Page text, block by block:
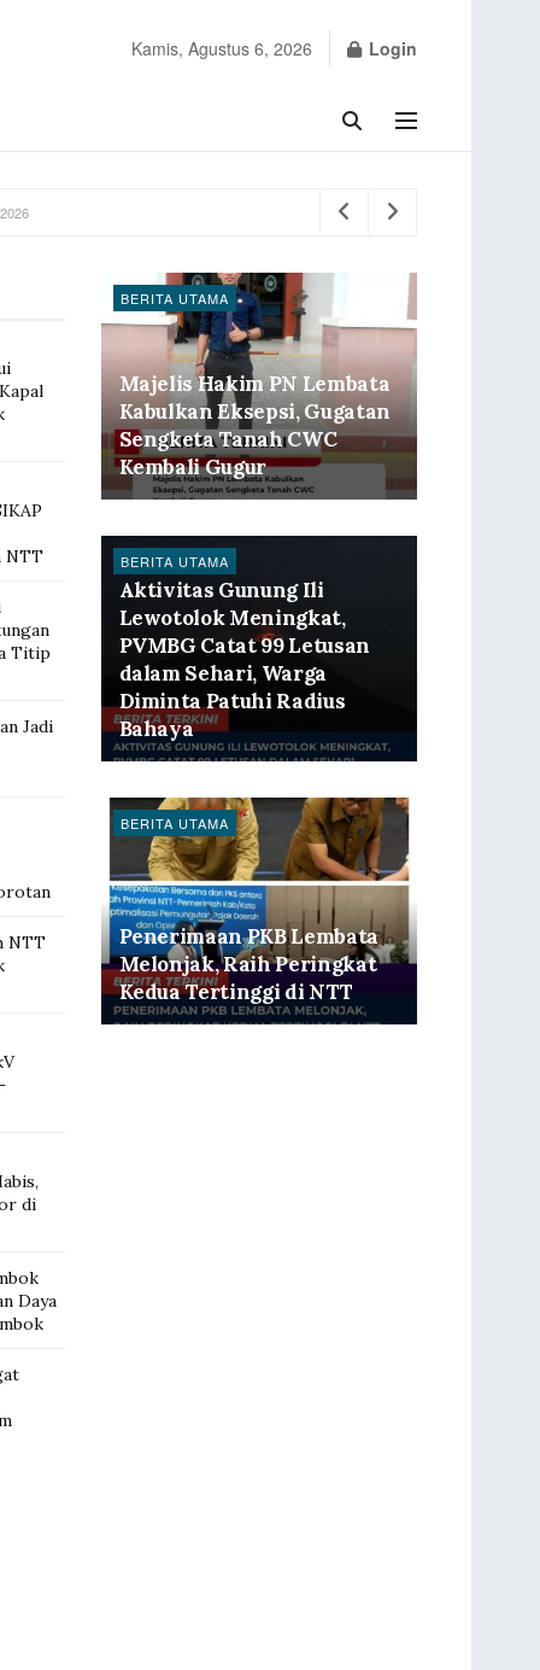
Kamis, Agustus 6, 2026 Login
NTT
Titip
Jadi
NTT
di
Daya
BERITA UTAMA
Majelis Hakim PN Lembata
Kabulkan Eksepsi, Gugatan
Sengketa Tanah CWC
Kembali Gugur
BERITA UTAMA
Aktivitas Gunung Ili
Lewotolok Meningkat,
PVMBG Catat 99 Letusan
dalam Sehari, Warga
Diminta Patuhi Radius
Bahaya
BERITA UTAMA
Penerimaan PKB Lembata
Melonjak, Raih Peringkat
Kedua Tertinggi di NTT